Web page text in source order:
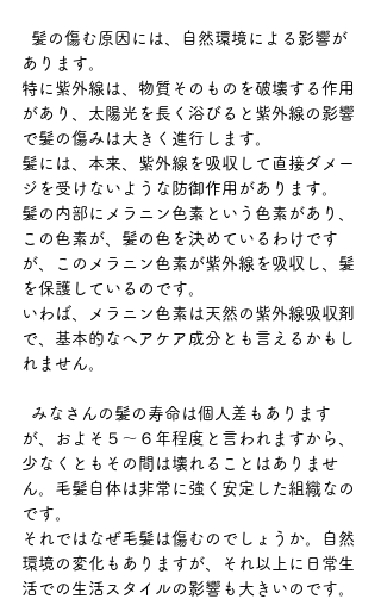
あります。
特に紫外線は、物質そのものを破壊する作用
があり、太陽光を長く浴びると紫外線の影響
で髪の傷みは大きく進行します。
髪には、本来、紫外線を吸収して直接ダメー
ジを受けないような防御作用があります。
髪の内部にメラニン色素という色素があり、
この色素が、髪の色を決めているわけです
が、このメラニン色素が紫外線を吸収し、髪
を保護しているのです。
いわば、メラニン色素は天然の紫外線吸収剤
で、基本的なヘアケア成分とも言えるかもし
れません。
が、およそ５～６年程度と言われますから、
少なくともその間は壊れることはありませ
ん。毛髪自体は非常に強く安定した組織なの
です。
それではなぜ毛髪は傷むのでしょうか。自然
環境の変化もありますが、それ以上に日常生
活での生活スタイルの影響も大きいのです。